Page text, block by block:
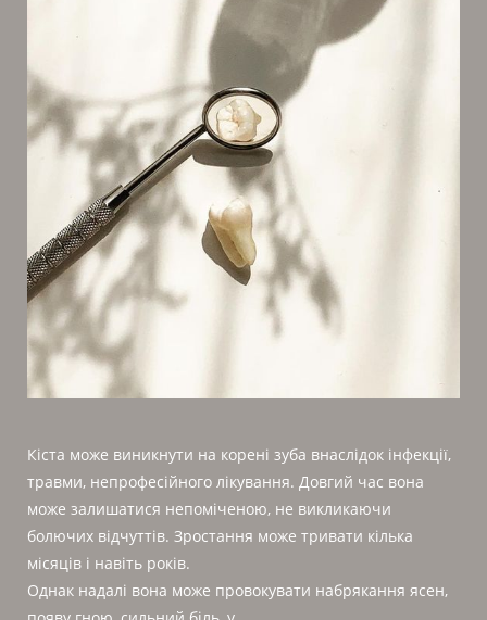
Кіста може виникнути на корені зуба внаслідок інфекції,
травми, непрофесійного лікування. Довгий час вона
може залишатися непоміченою, не викликаючи
болючих відчуттів. Зростання може тривати кілька
місяців і навіть років.
Однак надалі вона може провокувати набрякання ясен,